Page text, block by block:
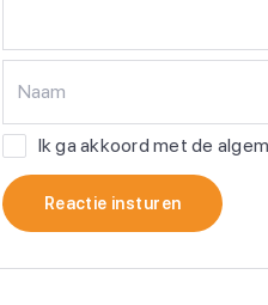
Naam
Ik ga akkoord met de
Reactie insturen